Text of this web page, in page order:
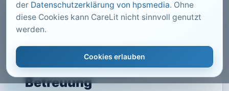
der Datenschutzerklärung von hpsmedia. Ohne
diese Cookies kann CareLit nicht sinnvoll genutzt
werden.
Cookies erlauben
CARELIT FACHARTIKEL
Interkulturelle
Kommunikation in der
geburtshilflichen
Betreuung